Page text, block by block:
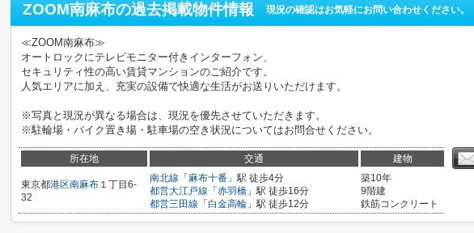
ZOOM南麻布の過去掲載物件情報 現況の確認はお気軽にお問い合わせください。
≪ZOOM南麻布≫
オートロックにテレビモニター付きインターフォン、
セキュリティ性の高い賃貸マンションのご紹介です。
人気エリアに加え、充実の設備で快適な生活がお送りいただけます。
※写真と現況が異なる場合は、現況を優先させていただきます。
※駐輪場・バイク置き場・駐車場の空き状況についてはお問合せください。
所在地 交通 建物
東京都港区南麻布 １丁目6-
32
南北線 「 麻布十番 」駅 徒歩4分
都営大江戸線 「 赤羽橋 」駅 徒歩16分
都営三田線 「 白金高輪 」駅 徒歩12分
築10年
9階建
鉄筋コンクリート